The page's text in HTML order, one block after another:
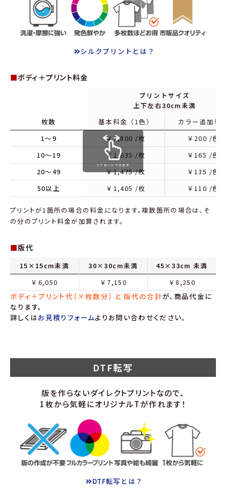
シルクプリントとは？
■ボディ＋プリント料金
プリントサイズ
上下左右30cm未満
枚数
基本料金（1色）
カラー追加料
1～9
￥1,800 /枚 ￥200 /色
10～19
￥ 1,635 /枚 ￥165 /色
20～49
￥1,475/枚 ￥135 /色
50以上
￥ 1,405 /枚 ￥110 /色
スクロールできます
プリントが1箇所の場合の料金になります。複数箇所の場合は、そ
の分のプリント料金が加算されます。
■版代
15×15cm未満 30×30cm未満
45×33cm 未満
￥ 6,050 ￥ 7,150 ￥8,250
ボディ＋プリント代（×枚数分） と 版代の合計が、商品代金に
なります。
詳しくはお見積りフォームよりお問い合わせください。
DTF転写
版を作らないダイレクトプリントなので、
1枚から気軽にオリジナルTが作れます！
DTF転写とは？